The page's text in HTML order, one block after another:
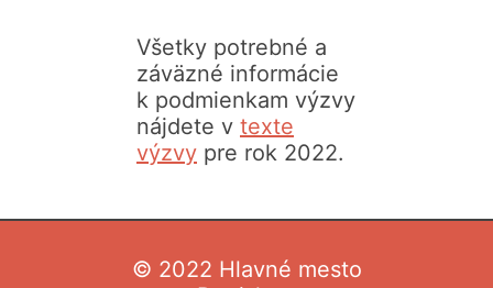
Všetky potrebné a
záväzné informácie
k podmienkam výzvy
nájdete v texte
výzvy pre rok 2022.
© 2022 Hlavné mesto